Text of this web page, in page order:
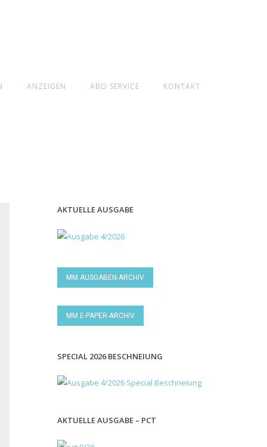
ANZEIGEN ABO SERVICE KONTAKT
AKTUELLE AUSGABE
MM AUSGABEN-ARCHIV
MM E-PAPER-ARCHIV
SPECIAL 2026 BESCHNEIUNG
AKTUELLE AUSGABE – PCT